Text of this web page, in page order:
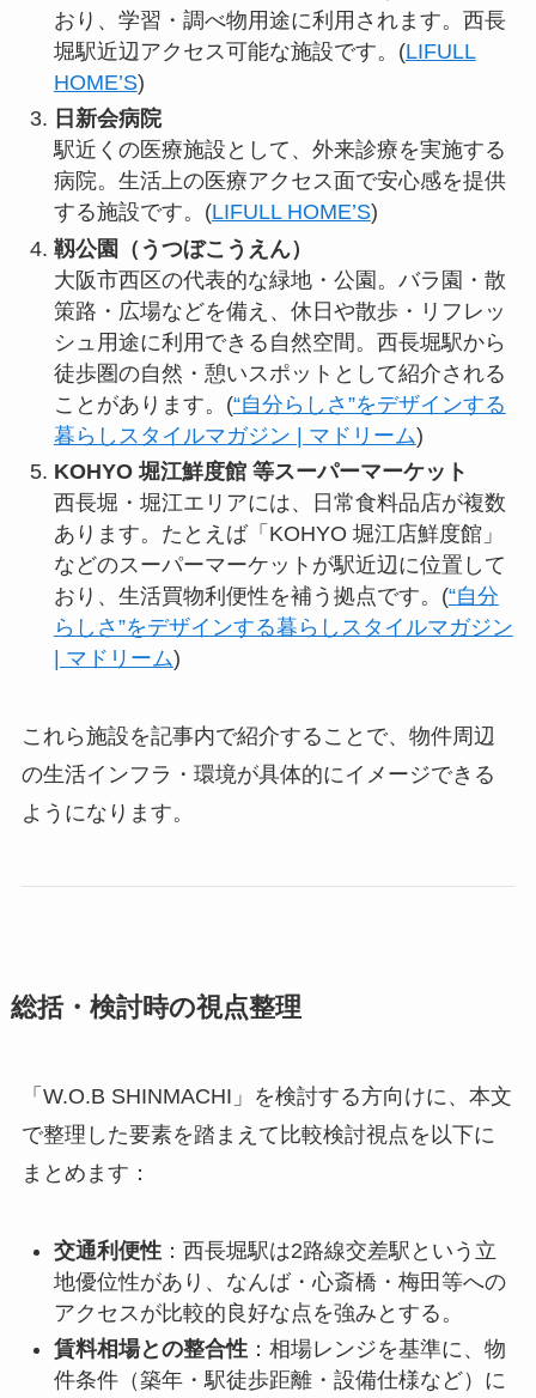
おり、学習・調べ物用途に利用されます。西長
堀駅近辺アクセス可能な施設です。(LIFULL
HOME’S)
日新会病院
駅近くの医療施設として、外来診療を実施する
病院。生活上の医療アクセス面で安心感を提供
する施設です。(LIFULL HOME’S)
靱公園（うつぼこうえん）
大阪市西区の代表的な緑地・公園。バラ園・散
策路・広場などを備え、休日や散歩・リフレッ
シュ用途に利用できる自然空間。西長堀駅から
徒歩圏の自然・憩いスポットとして紹介される
ことがあります。(“自分らしさ”をデザインする
暮らしスタイルマガジン | マドリーム)
KOHYO 堀江鮮度館 等スーパーマーケット
西長堀・堀江エリアには、日常食料品店が複数
あります。たとえば「KOHYO 堀江店鮮度館」
などのスーパーマーケットが駅近辺に位置して
おり、生活買物利便性を補う拠点です。(“自分
らしさ”をデザインする暮らしスタイルマガジン
| マドリーム)
これら施設を記事内で紹介することで、物件周辺
の生活インフラ・環境が具体的にイメージできる
ようになります。
総括・検討時の視点整理
「W.O.B SHINMACHI」を検討する方向けに、本文
で整理した要素を踏まえて比較検討視点を以下に
まとめます：
交通利便性：西長堀駅は2路線交差駅という立
地優位性があり、なんば・心斎橋・梅田等への
アクセスが比較的良好な点を強みとする。
賃料相場との整合性：相場レンジを基準に、物
件条件（築年・駅徒歩距離・設備仕様など）に